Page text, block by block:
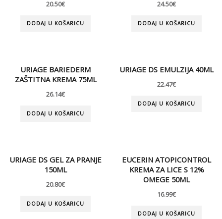
20.50€
DODAJ U KOŠARICU
24.50€
DODAJ U KOŠARICU
URIAGE BARIEDERM
ZAŠTITNA KREMA 75ML
26.14€
DODAJ U KOŠARICU
URIAGE DS EMULZIJA 40ML
22.47€
DODAJ U KOŠARICU
URIAGE DS GEL ZA PRANJE
150ML
20.80€
DODAJ U KOŠARICU
EUCERIN ATOPICONTROL
KREMA ZA LICE S 12%
OMEGE 50ML
16.99€
DODAJ U KOŠARICU